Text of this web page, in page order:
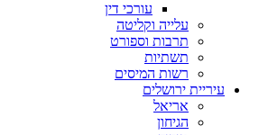
עורכי דין
עלייה וקליטה
תרבות וספורט
תשתיות
רשות המיסים
עיריית ירושלים
אריאל
הגיחון